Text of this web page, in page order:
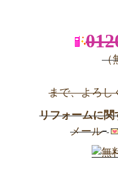
（
まで、よろし
リフォームに関
メール